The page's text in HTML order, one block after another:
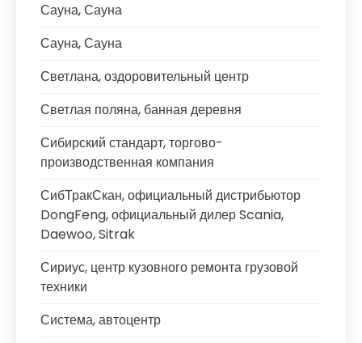
Сауна, Сауна
Сауна, Сауна
Светлана, оздоровительный центр
Светлая поляна, банная деревня
Сибирский стандарт, торгово-
производственная компания
СибТракСкан, официальный дистрибьютор
DongFeng, официальный дилер Scania,
Daewoo, Sitrak
Сириус, центр кузовного ремонта грузовой
техники
Система, автоцентр